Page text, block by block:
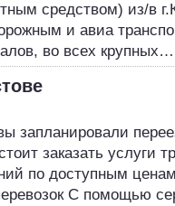
средством) из/в
и авиа
во всех крупных…
запланировали
заказать услуги
по доступным
С помощью